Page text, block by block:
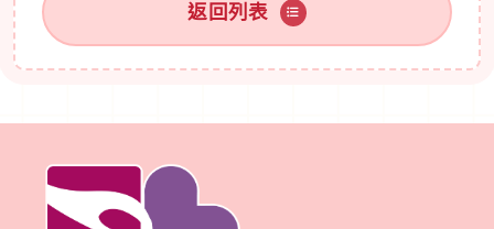
返回列表